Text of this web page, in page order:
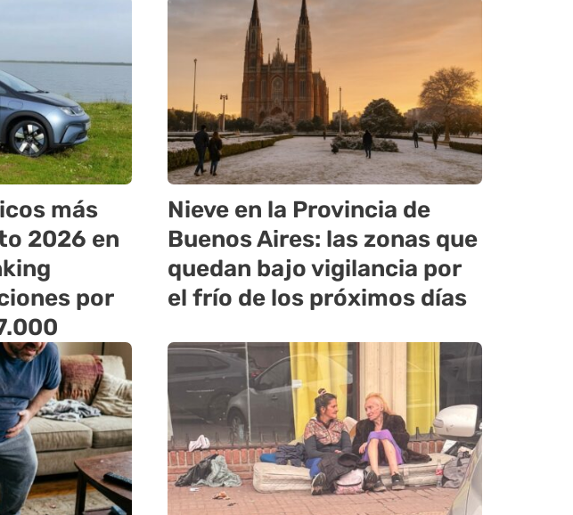
más
2026 en
por
Nieve en la Provincia de
Buenos Aires: las zonas que
quedan bajo vigilancia por
el frío de los próximos días